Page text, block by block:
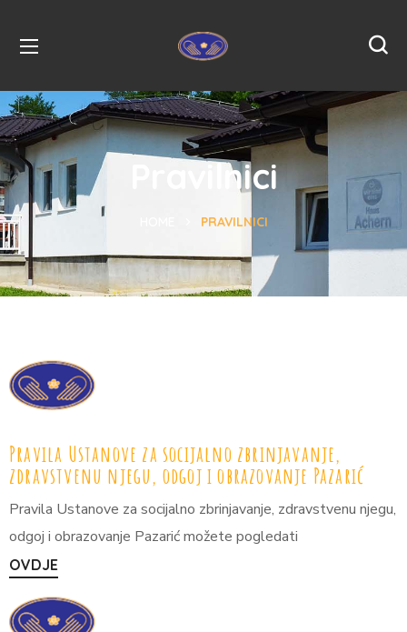
Pravilnici
PRAVILNICI
Pravila Ustanove za socijalno zbrinjavanje,
zdravstvenu njegu, odgoj i obrazovanje Pazarić
Pravila Ustanove za socijalno zbrinjavanje, zdravstvenu njegu,
odgoj i obrazovanje Pazarić možete pogledati
OVDJE